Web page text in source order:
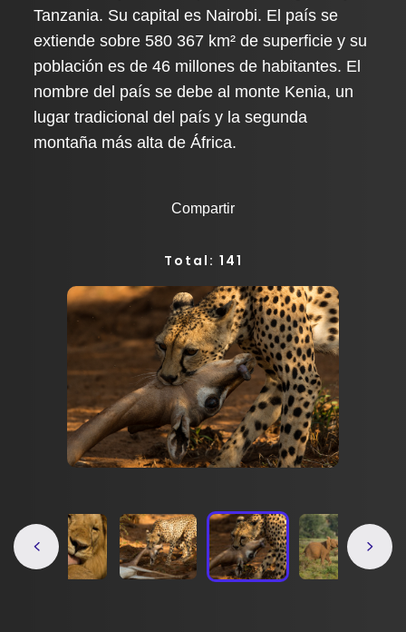
Tanzania. Su capital es Nairobi. El país se
extiende sobre 580 367 km² de superficie y su
población es de 46 millones de habitantes. El
nombre del país se debe al monte Kenia, un
lugar tradicional del país y la segunda
montaña más alta de África.
Compartir
Total: 141